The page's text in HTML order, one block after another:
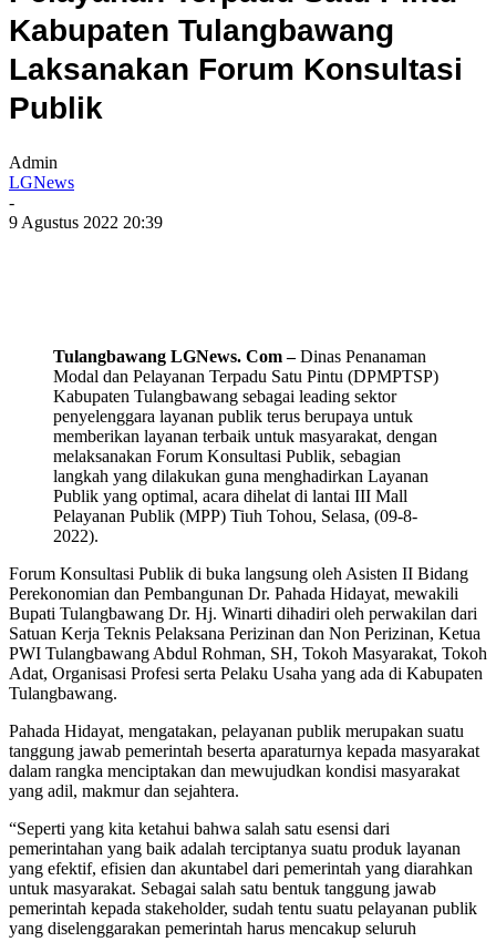
Kabupaten Tulangbawang
Laksanakan Forum Konsultasi
Publik
Admin
LGNews
-
9 Agustus 2022 20:39
Tulangbawang LGNews. Com –Dinas Penanaman
Modal dan Pelayanan Terpadu Satu Pintu (DPMPTSP)
Kabupaten Tulangbawang sebagai leading sektor
penyelenggara layanan publik terus berupaya untuk
memberikan layanan terbaik untuk masyarakat, dengan
melaksanakan Forum Konsultasi Publik, sebagian
langkah yang dilakukan guna menghadirkan Layanan
Publik yang optimal, acara dihelat di lantai III Mall
Pelayanan Publik (MPP) Tiuh Tohou, Selasa, (09-8-
2022).
Forum Konsultasi Publik di buka langsung oleh Asisten II Bidang
Perekonomian dan Pembangunan Dr. Pahada Hidayat, mewakili
Bupati Tulangbawang Dr. Hj. Winarti dihadiri oleh perwakilan dari
Satuan Kerja Teknis Pelaksana Perizinan dan Non Perizinan, Ketua
PWI Tulangbawang Abdul Rohman, SH, Tokoh Masyarakat, Tokoh
Adat, Organisasi Profesi serta Pelaku Usaha yang ada di Kabupaten
Tulangbawang.
Pahada Hidayat, mengatakan, pelayanan publik merupakan suatu
tanggung jawab pemerintah beserta aparaturnya kepada masyarakat
dalam rangka menciptakan dan mewujudkan kondisi masyarakat
yang adil, makmur dan sejahtera.
“Seperti yang kita ketahui bahwa salah satu esensi dari
pemerintahan yang baik adalah terciptanya suatu produk layanan
yang efektif, efisien dan akuntabel dari pemerintah yang diarahkan
untuk masyarakat. Sebagai salah satu bentuk tanggung jawab
pemerintah kepada stakeholder, sudah tentu suatu pelayanan publik
yang diselenggarakan pemerintah harus mencakup seluruh